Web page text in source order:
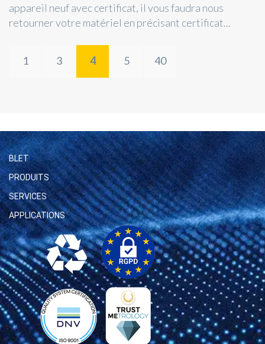
appareil neuf avec certificat, il vous faudra nous
retourner votre matériel en précisant certificat...
1 3 4 5 40
BLET
PRODUITS
SERVICES
APPLICATIONS